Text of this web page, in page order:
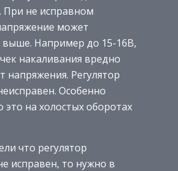
При не исправном
может
выше. Например до 15-16В,
накаливания вредно
напряжения. Регулятор
Особенно
это на холостых оборотах
что регулятор
исправен, то нужно в